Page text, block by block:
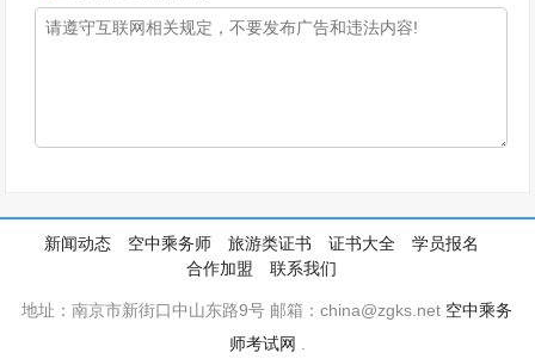
新闻动态 空中乘务师 旅游类证书 证书大全
学员报名
合作加盟
联系我们
地址：南京市新街口中山东路9号 邮箱：china@zgks.net 空中乘务
师考试网